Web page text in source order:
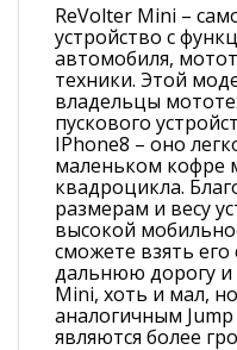
ReVolter Mini –
устройство с
автомобиля,
техники. Этой
владельцы
пускового
IPhone8 – оно
маленьком кофре
квадроцикла.
размерам и весу
высокой
сможете взять его
дальнюю дорогу и
Mini, хоть и мал,
аналогичным
являются более